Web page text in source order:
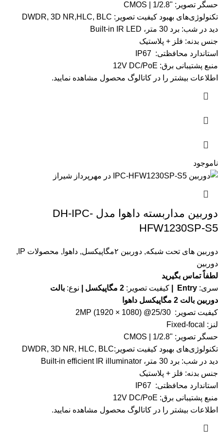
حسگر تصویر: "1/2.8 | CMOS
تکنولوژی‌های بهبود کیفیت تصویر: DWDR, 3D NR,HLC, BLC
دید در شب: برد 30 متر، Built-in IR LED
جنس بدنه: فلز + پلاستیک
استاندارد محافظتی: IP67
منبع پشتیبانی برق: 12V DC/PoE
اطلاعات بیشتر را در کاتالوگ محصول مشاهده نمایید.
ناموجود
دوربین مداربسته داهوا مدل DH-IPC-
HFW1230SP-S5
دوربین های تحت شبکه, دوربین ۲مگاپیکسل , داهوا , محصولات IP
,
دوربین
لطفاً تماس بگیرید
سری: Entry | کیفیت تصویر: نوع: بالت
دوربین بالت 2 مگاپیکسل داهوا
کیفیت تصویر: 2MP (1920 × 1080) @25/30
لنز: Fixed-focal
حسگر تصویر: "1/2.8 | CMOS
تکنولوژی‌های بهبود کیفیت تصویر:DWDR, 3D NR, HLC, BLC
دید در شب: برد 30 متر، Built-in efficient IR illuminator
جنس بدنه: فلز + پلاستیک
استاندارد محافظتی: IP67
منبع پشتیبانی برق: 12V DC/PoE
اطلاعات بیشتر را در کاتالوگ محصول مشاهده نمایید.